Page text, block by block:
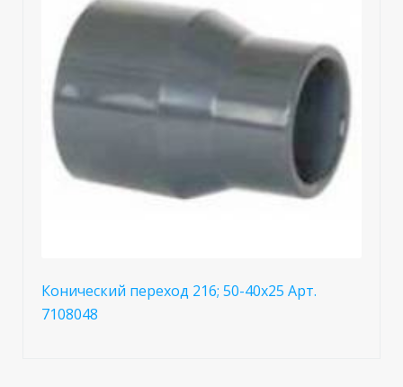
Конический переход 216; 50-40x25 Арт.
7108048